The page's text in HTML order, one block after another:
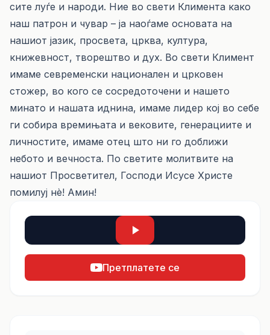
сите луѓе и народи. Ние во свети Климента како
наш патрон и чувар – ја наоѓаме основата на
нашиот јазик, просвета, црква, култура,
книжевност, творештво и дух. Во свети Климент
имаме севременски национален и црковен
стожер, во кого се сосредоточени и нашето
минато и нашата иднина, имаме лидер кој во себе
ги собира времињата и вековите, генерациите и
личностите, имаме отец што ни го доближи
небото и вечноста. По светите молитвите на
нашиот Просветител, Господи Исусе Христе
помилуј нѐ! Амин!
Претплатете се